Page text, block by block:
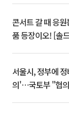
콘서트 갈 때 응
품 등장이오! [솔
서울시, 정부에
의'⋯국토부 "협